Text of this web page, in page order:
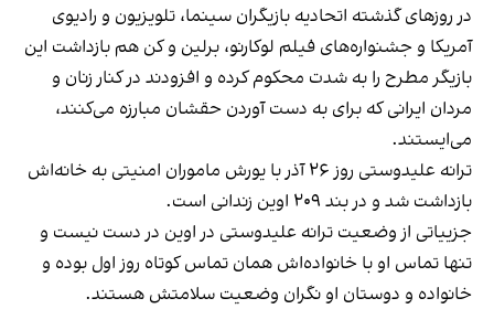
در روزهای گذشته اتحادیه بازیگران سینما، تلویزیون و رادیوی
آمریکا و جشنواره‌های فیلم لوکارنو، برلین و کن هم بازداشت این
بازیگر مطرح را به شدت محکوم کرده و افزودند در کنار زنان و
مردان ایرانی که برای به دست آوردن حقشان مبارزه می‌کنند،
می‌ایستند.
ترانه علیدوستی روز ۲۶ آذر با یورش ماموران امنیتی به خانه‌اش
بازداشت شد و در بند ۲۰۹ اوین زندانی است.
جزییاتی از وضعیت ترانه علیدوستی در اوین در دست نیست و
تنها تماس او با خانواده‌اش همان تماس کوتاه روز اول بوده و
خانواده و دوستان او نگران وضعیت سلامتش هستند.